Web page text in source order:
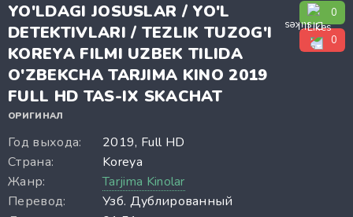
YO'LDAGI JOSUSLAR / YO'L
DETEKTIVLARI / TEZLIK TUZOG'I
KOREYA FILMI UZBEK TILIDA
O'ZBEKCHA TARJIMA KINO 2019
FULL HD TAS-IX SKACHAT
ОРИГИНАЛ
0
0
Год выхода:
2019, Full HD
Страна:
Koreya
Жанр:
Tarjima Kinolar
Перевод:
Узб. Дублированный